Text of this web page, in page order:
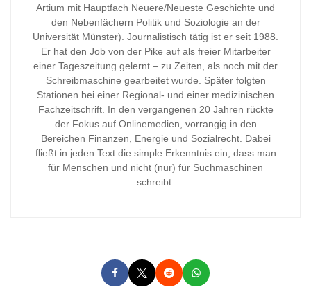
Artium mit Hauptfach Neuere/Neueste Geschichte und
den Nebenfächern Politik und Soziologie an der
Universität Münster). Journalistisch tätig ist er seit 1988.
Er hat den Job von der Pike auf als freier Mitarbeiter
einer Tageszeitung gelernt – zu Zeiten, als noch mit der
Schreibmaschine gearbeitet wurde. Später folgten
Stationen bei einer Regional- und einer medizinischen
Fachzeitschrift. In den vergangenen 20 Jahren rückte
der Fokus auf Onlinemedien, vorrangig in den
Bereichen Finanzen, Energie und Sozialrecht. Dabei
fließt in jeden Text die simple Erkenntnis ein, dass man
für Menschen und nicht (nur) für Suchmaschinen
schreibt.